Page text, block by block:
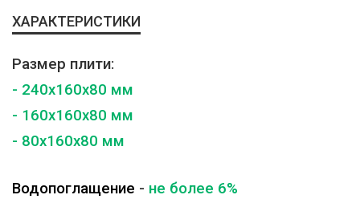
ХАРАКТЕРИСТИКИ
Размер плити:
- 240x160x80 мм
- 160x160x80 мм
- 80x160x80 мм
Водопоглащение - не более 6%